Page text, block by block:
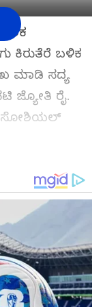
ಕಿರುತೆರೆ ಬಳಿಕ
ಮಾಡಿ ಸದ್ಯ
ಜ್ಯೋತಿ ರೈ.
ಸೋಶಿಯಲ್
news ಅನ್ನು